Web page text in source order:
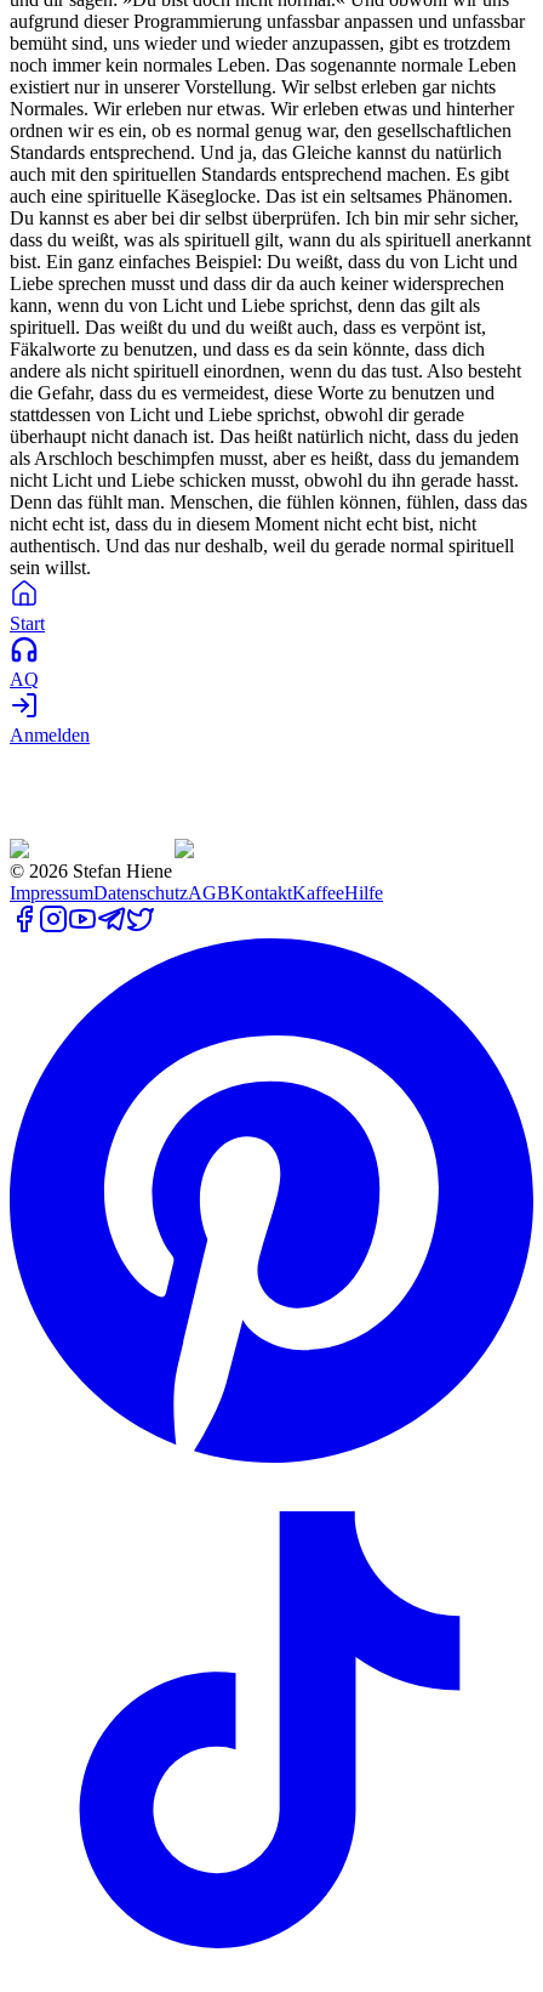
aufgrund dieser Programmierung unfassbar anpassen und unfassbar
bemüht sind, uns wieder und wieder anzupassen, gibt es trotzdem
noch immer kein normales Leben. Das sogenannte normale Leben
existiert nur in unserer Vorstellung. Wir selbst erleben gar nichts
Normales. Wir erleben nur etwas. Wir erleben etwas und hinterher
ordnen wir es ein, ob es normal genug war, den gesellschaftlichen
Standards entsprechend. Und ja, das Gleiche kannst du natürlich
auch mit den spirituellen Standards entsprechend machen. Es gibt
auch eine spirituelle Käseglocke. Das ist ein seltsames Phänomen.
Du kannst es aber bei dir selbst überprüfen. Ich bin mir sehr sicher,
dass du weißt, was als spirituell gilt, wann du als spirituell anerkannt
bist. Ein ganz einfaches Beispiel: Du weißt, dass du von Licht und
Liebe sprechen musst und dass dir da auch keiner widersprechen
kann, wenn du von Licht und Liebe sprichst, denn das gilt als
spirituell. Das weißt du und du weißt auch, dass es verpönt ist,
Fäkalworte zu benutzen, und dass es da sein könnte, dass dich
andere als nicht spirituell einordnen, wenn du das tust. Also besteht
die Gefahr, dass du es vermeidest, diese Worte zu benutzen und
stattdessen von Licht und Liebe sprichst, obwohl dir gerade
überhaupt nicht danach ist. Das heißt natürlich nicht, dass du jeden
als Arschloch beschimpfen musst, aber es heißt, dass du jemandem
nicht Licht und Liebe schicken musst, obwohl du ihn gerade hasst.
Denn das fühlt man. Menschen, die fühlen können, fühlen, dass das
nicht echt ist, dass du in diesem Moment nicht echt bist, nicht
authentisch. Und das nur deshalb, weil du gerade normal spirituell
sein willst.
Start
AQ
Anmelden
© 2026 Stefan Hiene
ImpressumDatenschutzAGBKontaktKaffeeHilfe